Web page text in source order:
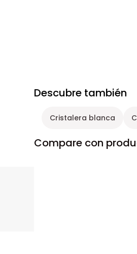
Descubre también
Cristalera blanca
Compare con